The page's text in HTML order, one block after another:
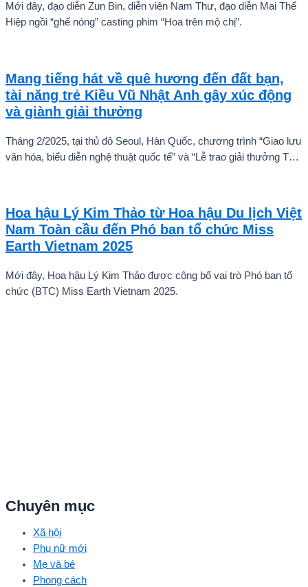
Mới đây, đạo diễn Zun Bin, diễn viên Nam Thư, đạo diễn Mai Thế
Hiệp ngồi “ghế nóng” casting phim “Hoa trên mộ chị”.
Mang tiếng hát về quê hương đến đất bạn,
tài năng trẻ Kiều Vũ Nhật Anh gây xúc động
và giành giải thưởng
Tháng 2/2025, tại thủ đô Seoul, Hàn Quốc, chương trình “Giao lưu
văn hóa, biểu diễn nghệ thuật quốc tế” và “Lễ trao giải thưởng Tài
ấn tượng mạnh với giọng hát trữ tình sâu lắng, mang đậm hơi thở
quê hương.
Hoa hậu Lý Kim Thảo từ Hoa hậu Du lịch Việt
Nam Toàn cầu đến Phó ban tổ chức Miss
Earth Vietnam 2025
Mới đây, Hoa hậu Lý Kim Thảo được công bố vai trò Phó ban tổ
chức (BTC) Miss Earth Vietnam 2025.
Chuyên mục
Xã hội
Phụ nữ mới
Mẹ và bé
Phong cách